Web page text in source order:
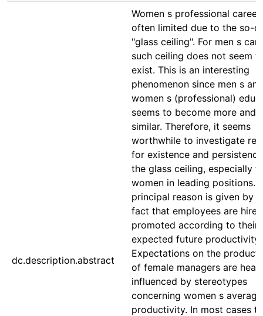
dc.description.abstract
Women s professional
often limited due to the so-
"glass ceiling". For men s
such ceiling does not seem
exist. This is an interesting
phenomenon since men s and
women s (professional)
seems to become more and
similar. Therefore, it seems
worthwhile to investigate
for existence and
the glass ceiling, especially
women in leading positions.
principal reason is given by
fact that employees are
promoted according to their
expected future productivity.
Expectations on the
of female managers are
influenced by stereotypes
concerning women s average
productivity. In most cases